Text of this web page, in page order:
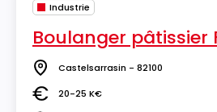
Industrie
Boulanger pâtissier
Lieu Castelsarrasin - 82100
Salaire20-25 K€